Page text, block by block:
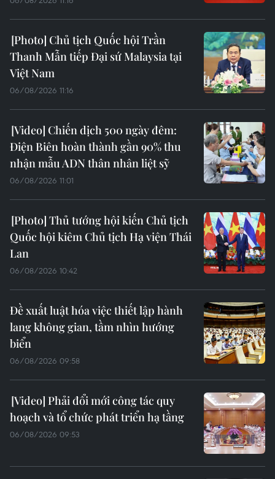
Chủ tịch Quốc hội Trần
Thanh Mẫn tiếp Đại sứ Malaysia tại
Việt Nam
06/08/2026 11:16
Chiến dịch 500 ngày đêm:
Điện Biên hoàn thành gần 90% thu
nhận mẫu ADN thân nhân liệt sỹ
06/08/2026 11:01
Thủ tướng hội kiến Chủ tịch
Quốc hội kiêm Chủ tịch Hạ viện Thái
Lan
06/08/2026 10:42
Đề xuất luật hóa việc thiết lập hành
lang không gian, tầm nhìn hướng
biển
06/08/2026 09:58
Phải đổi mới công tác quy
hoạch và tổ chức phát triển hạ tầng
06/08/2026 09:53